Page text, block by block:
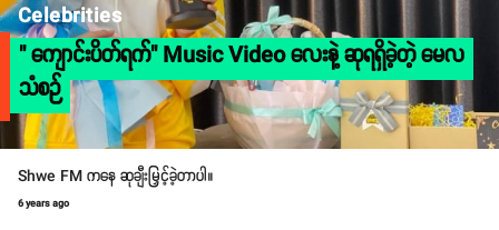
Celebrities
" ကျောင်းပိတ်ရက်" Music Video လေးနဲ့ ဆုရရှိခဲ့တဲ့ မေလ
သံစဉ်
Shwe FM ကနေ ဆုချီးမြှင့်ခဲ့တာပါ။
6 years ago